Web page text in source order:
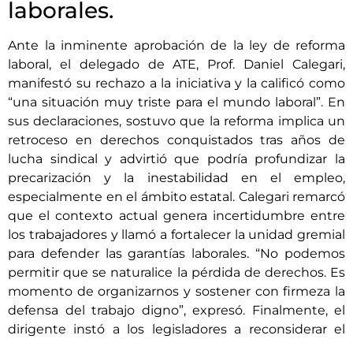
laborales.
Ante la inminente aprobación de la ley de reforma
laboral, el delegado de ATE, Prof. Daniel Calegari,
manifestó su rechazo a la iniciativa y la calificó como
“una situación muy triste para el mundo laboral”. En
sus declaraciones, sostuvo que la reforma implica un
retroceso en derechos conquistados tras años de
lucha sindical y advirtió que podría profundizar la
precarización y la inestabilidad en el empleo,
especialmente en el ámbito estatal. Calegari remarcó
que el contexto actual genera incertidumbre entre
los trabajadores y llamó a fortalecer la unidad gremial
para defender las garantías laborales. “No podemos
permitir que se naturalice la pérdida de derechos. Es
momento de organizarnos y sostener con firmeza la
defensa del trabajo digno”, expresó. Finalmente, el
dirigente instó a los legisladores a reconsiderar el